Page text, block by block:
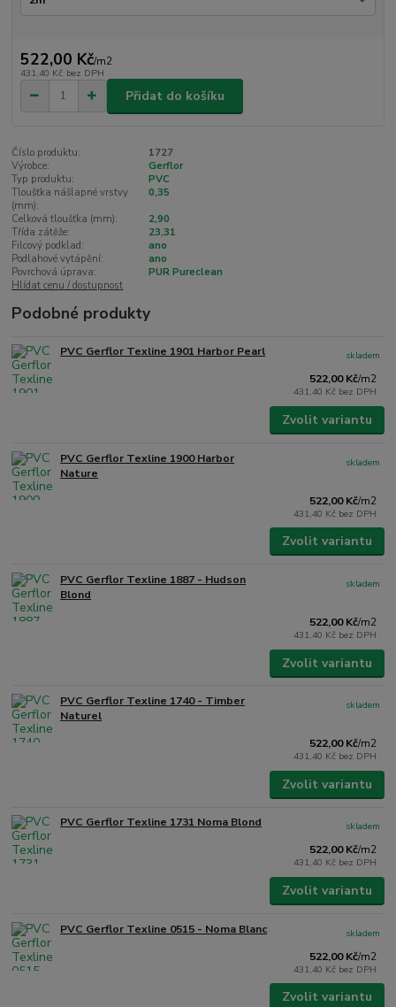
522,00 Kč/m2
431,40 Kč bez DPH
Přidat do košíku
Číslo produktu:
1727
Výrobce:
Gerflor
Typ produktu:
PVC
Tloušťka nášlapné vrstvy
(mm):
0,35
Celková tloušťka (mm):
2,90
Třída zátěže:
23,31
Filcový podklad:
ano
Podlahové vytápění:
ano
Povrchová úprava:
PUR Pureclean
Hlídat cenu / dostupnost
Podobné produkty
PVC Gerflor Texline 1901 Harbor Pearl
522,00 Kč/m2
431,40 Kč bez DPH
skladem
Zvolit variantu
PVC Gerflor Texline 1900 Harbor
Nature
522,00 Kč/m2
431,40 Kč bez DPH
skladem
Zvolit variantu
PVC Gerflor Texline 1887 - Hudson
Blond
522,00 Kč/m2
431,40 Kč bez DPH
skladem
Zvolit variantu
PVC Gerflor Texline 1740 - Timber
Naturel
522,00 Kč/m2
431,40 Kč bez DPH
skladem
Zvolit variantu
PVC Gerflor Texline 1731 Noma Blond
522,00 Kč/m2
431,40 Kč bez DPH
skladem
Zvolit variantu
PVC Gerflor Texline 0515 - Noma Blanc
522,00 Kč/m2
431,40 Kč bez DPH
skladem
Zvolit variantu